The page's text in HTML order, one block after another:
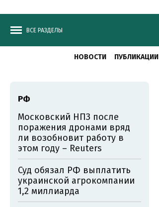
ВСЕ РАЗДЕЛЫ
НОВОСТИ ПУБЛИКАЦИИ
РФ
Московский НПЗ после
поражения дронами вряд
ли возобновит работу в
этом году – Reuters
Суд обязал РФ выплатить
украинской агрокомпании
1,2 миллиарда